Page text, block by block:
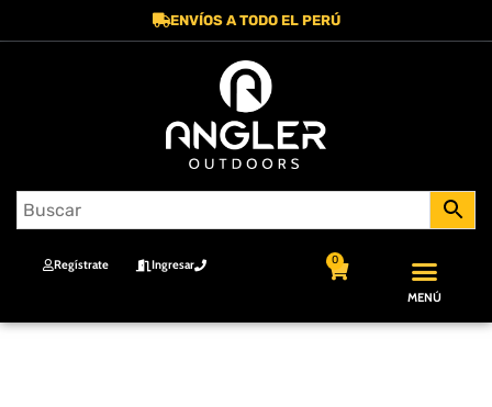
ENVÍOS A TODO EL PERÚ
Regístrate Ingresar 0
MENÚ